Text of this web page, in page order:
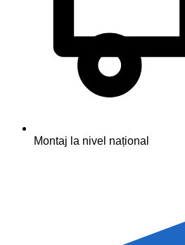
Montaj la nivel național